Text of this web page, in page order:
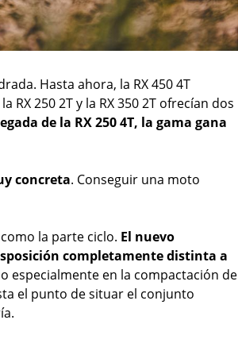
Hasta ahora, la RX 450 4T
250 2T y la RX 350 2T ofrecían dos
de la RX 250 4T, la gama gana
concreta. Conseguir una moto
la parte ciclo. El nuevo
completamente distinta a
especialmente en la compactación de
el punto de situar el conjunto